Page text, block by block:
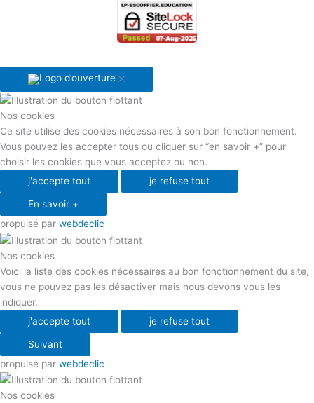
Nos cookies
Ce site utilise des cookies nécessaires à son bon fonctionnement.
Vous pouvez les accepter tous ou cliquer sur “en savoir +” pour
choisir les cookies que vous acceptez ou non.
j'accepte tout
je refuse tout
En savoir +
propulsé par webdeclic
Nos cookies
Voici la liste des cookies nécessaires au bon fonctionnement du site,
vous ne pouvez pas les désactiver mais nous devons vous les
indiquer.
j'accepte tout
je refuse tout
Suivant
propulsé par webdeclic
Nos cookies